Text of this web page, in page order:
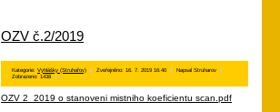
OZV č.2/2019
Kategorie:Vyhlášky (Struhařov) Zveřejněno: 16. 7. 2019 16:40
Napsal Struharov
Zobrazeno: 1438
OZV 2_2019 o stanoveni mistniho koeficientu scan.pdf